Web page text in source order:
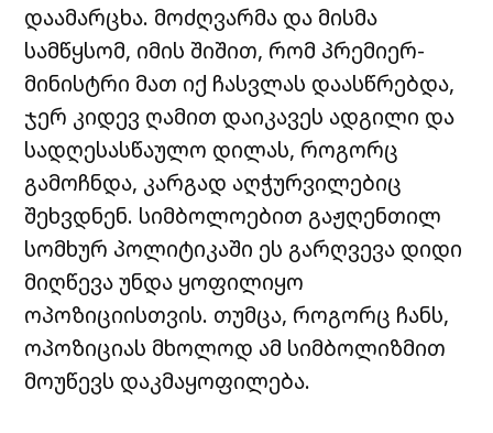
დაამარცხა. მოძღვარმა და მისმა
სამწყსომ, იმის შიშით, რომ პრემიერ-
მინისტრი მათ იქ ჩასვლას დაასწრებდა,
ჯერ კიდევ ღამით დაიკავეს ადგილი და
სადღესასწაულო დილას, როგორც
გამოჩნდა, კარგად აღჭურვილებიც
შეხვდნენ. სიმბოლოებით გაჟღენთილ
სომხურ პოლიტიკაში ეს გარღვევა დიდი
მიღწევა უნდა ყოფილიყო
ოპოზიციისთვის. თუმცა, როგორც ჩანს,
ოპოზიციას მხოლოდ ამ სიმბოლიზმით
მოუწევს დაკმაყოფილება.